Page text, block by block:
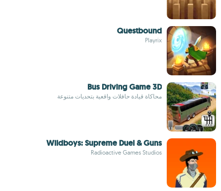
Questbound
Playrix
Bus Driving Game 3D
محاكاة قيادة حافلات واقعية بتحديات متنوعة
Wildboys: Supreme Duel & Guns
Radioactive Games Studios